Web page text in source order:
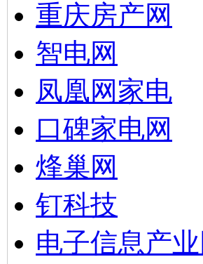
重庆房产网
智电网
凤凰网家电
口碑家电网
烽巢网
钉科技
电子信息产业